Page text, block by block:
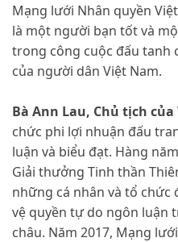
Mạng lưới Nhân quyền
là một người bạn tốt và
trong công cuộc đấu tanh
của người dân Việt Nam.
Bà Ann Lau, Chủ tịch
chức phi lợi nhuận đấu
luận và biểu đạt. Hàng
Giải thưởng Tinh thần
những cá nhân và tổ chức
vệ quyền tự do ngôn luận
châu. Năm 2017, Mạng